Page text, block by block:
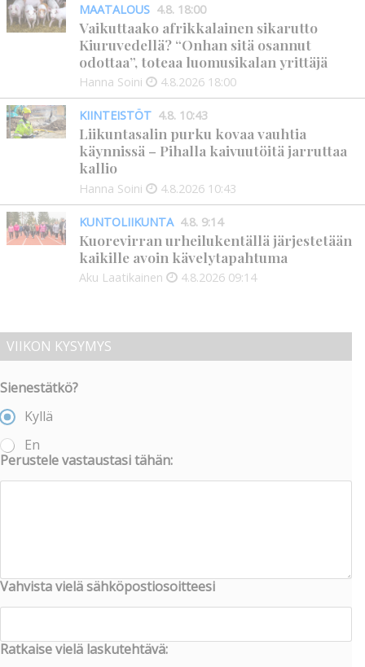
MAATALOUS 4.8. 18:00
Vaikuttaako afrikkalainen sikarutto
Kiuruvedellä? “Onhan sitä osannut
odottaa”, toteaa luomusikalan yrittäjä
Hanna Soini 4.8.2026 18:00
KIINTEISTÖT 4.8. 10:43
Liikuntasalin purku kovaa vauhtia
käynnissä – Pihalla kaivuutöitä jarruttaa
kallio
Hanna Soini 4.8.2026 10:43
KUNTOLIIKUNTA 4.8. 9:14
Kuorevirran urheilukentällä järjestetään
kaikille avoin kävelytapahtuma
Aku Laatikainen 4.8.2026 09:14
VIIKON KYSYMYS
Sienestätkö?
Kyllä
En
Perustele vastaustasi tähän:
Vahvista vielä sähköpostiosoitteesi
Ratkaise vielä laskutehtävä: